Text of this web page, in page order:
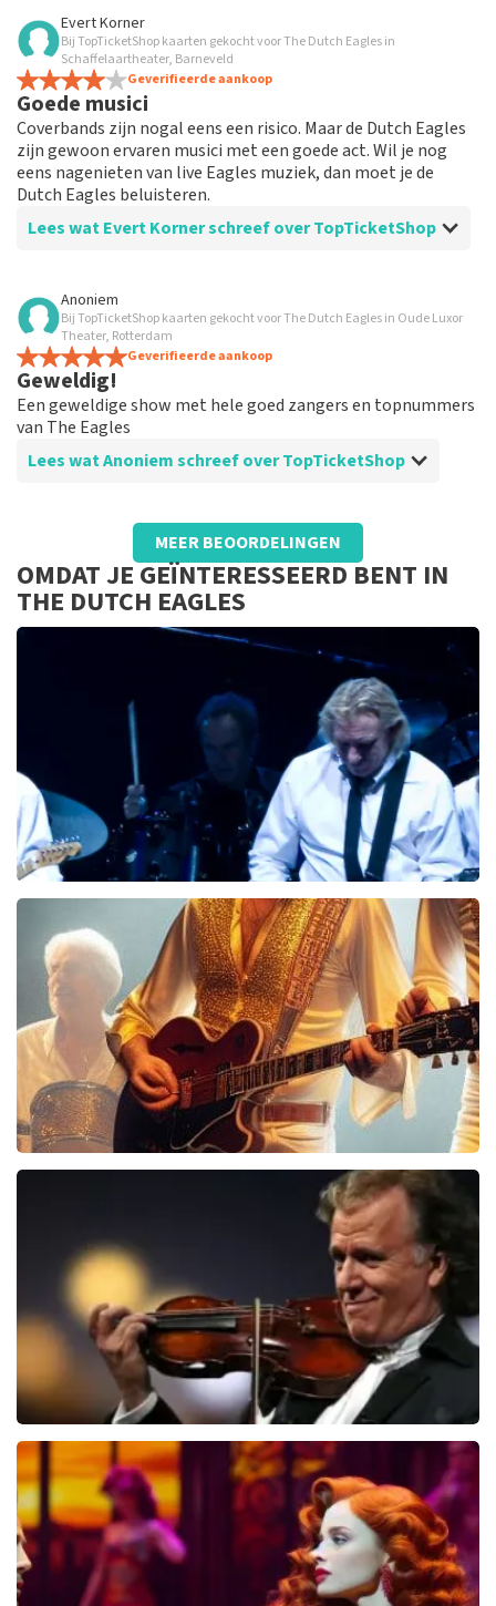
Beoordeling van Jan van Ginkel over
Prima geregeld
Evert Korner
Bij TopTicketShop kaarten gekocht voor The Dutch Eagles in
Schaffelaartheater, Barneveld
Geverifieerde aankoop
Goede musici
Coverbands zijn nogal eens een risico. Maar de Dutch Eagles
zijn gewoon ervaren musici met een goede act. Wil je nog
eens nagenieten van live Eagles muziek, dan moet je de
Dutch Eagles beluisteren.
Lees wat Evert Korner schreef over TopTicketShop
Beoordeling van Evert Korner over
Degelijke service.
Ik ben niet zo van online reserveren, maar ben niet
teleurgesteld.
Anoniem
Bij TopTicketShop kaarten gekocht voor The Dutch Eagles in Oude Luxor
Theater, Rotterdam
Geverifieerde aankoop
Geweldig!
Een geweldige show met hele goed zangers en topnummers
van The Eagles
Lees wat Anoniem schreef over TopTicketShop
Beoordeling van Anoniem overTopTicketShop
Prima
MEER BEOORDELINGEN
OMDAT JE GEÏNTERESSEERD BENT IN
THE DUTCH EAGLES
994+ reviews
BEKIJKEN
BEKIJKEN
Andre Rieu
5618+ reviews
BEKIJKEN